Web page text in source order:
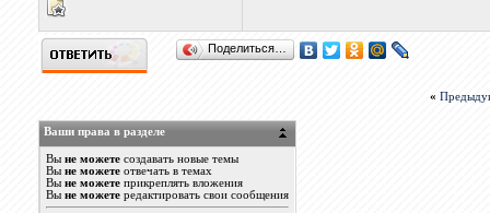
Поделиться…
«
Ваши права в разделе
Вы не можетесоздавать новые темы
Вы не можетеотвечать в темах
Вы не можетеприкреплять вложения
Вы не можетередактировать свои сообщения